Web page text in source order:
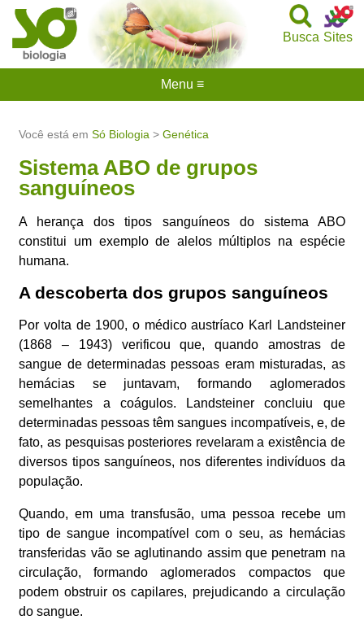
Sites
Busca
Você está emSó Biologia >Genética
Sistema ABO de grupos
sanguíneos
A herança dos tipos sanguíneos do sistema ABO
constitui um exemplo de alelos múltiplos na espécie
humana.
A descoberta dos grupos sanguíneos
Por volta de 1900, o médico austríaco Karl Landsteiner
(1868 – 1943) verificou que, quando amostras de
sangue de determinadas pessoas eram misturadas, as
hemácias se juntavam, formando aglomerados
semelhantes a coágulos. Landsteiner concluiu que
determinadas pessoas têm sangues incompatíveis, e, de
fato, as pesquisas posteriores revelaram a existência de
diversos tipos sanguíneos, nos diferentes indivíduos da
população.
Quando, em uma transfusão, uma pessoa recebe um
tipo de sangue incompatível com o seu, as hemácias
transferidas vão se aglutinando assim que penetram na
circulação, formando aglomerados compactos que
podem obstruir os capilares, prejudicando a circulação
do sangue.